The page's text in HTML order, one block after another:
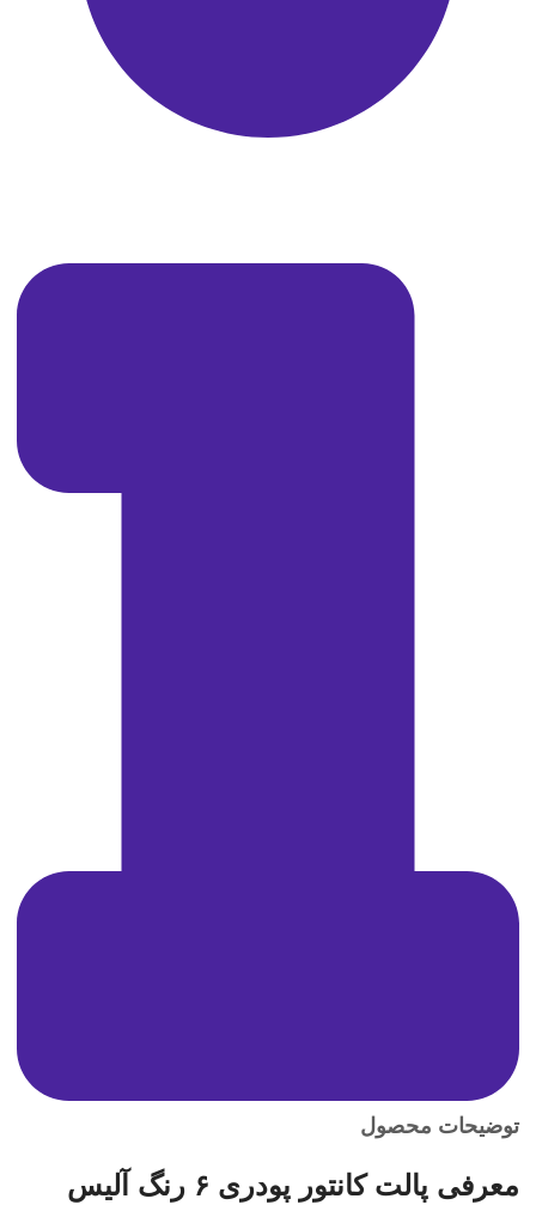
توضیحات محصول
معرفی پالت کانتور پودری ۶ رنگ آلیس